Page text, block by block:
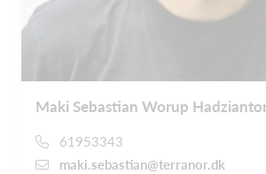
Maki Sebastian Worup
61953343
maki.sebastian@terranor.dk